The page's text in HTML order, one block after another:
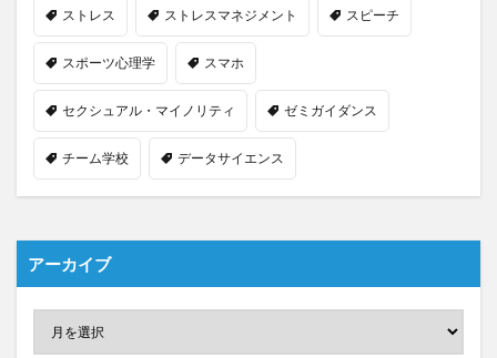
ストレス ストレスマネジメント スピーチ
スポーツ心理学 スマホ
セクシュアル・マイノリティ ゼミガイダンス
チーム学校 データサイエンス
アーカイブ